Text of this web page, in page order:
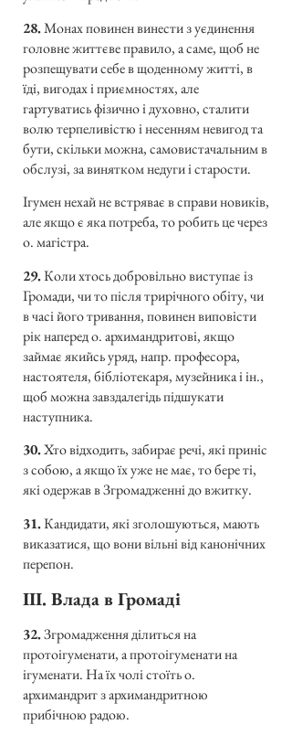
28.Монах повинен винести з уєдинення
головне життєве правило, а саме, щоб не
розпещувати себе в щоденному житті, в
їді, вигодах і приємностях, але
гартуватись фізично і духовно, сталити
волю терпеливістю і несенням невигод та
бути, скільки можна, самовистачальним в
обслузі, за винятком недуги і старости.
Ігумен нехай не встряває в справи новиків,
але якщо є яка потреба, то робить це через
о. магістра.
29.Коли хтось добровільно виступає із
Громади, чи то після трирічного обіту, чи
в часі його тривання, повинен виповісти
рік наперед о. архимандритові, якщо
займає якийсь уряд, напр. професора,
настоятеля, бібліотекаря, музейника і ін.,
щоб можна завздалегідь підшукати
наступника.
30.Хто відходить, забирає речі, які приніс
з собою, а якщо їх уже не має, то бере ті,
які одержав в Згромадженні до вжитку.
31.Кандидати, які зголошуються, мають
виказатися, що вони вільні від канонічних
перепон.
III. Влада в Громаді
32.Згромадження ділиться на
протоігуменати, а протоігуменати на
ігуменати. На їх чолі стоїть о.
архимандрит з архимандритною
прибічною радою.